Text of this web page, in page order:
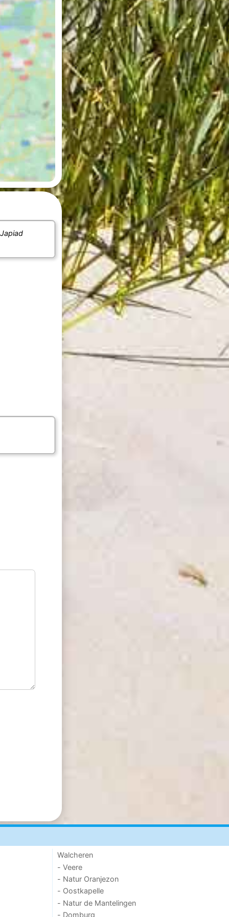
Walcheren
- Veere
- Natur Oranjezon
- Oostkapelle
- Natur de Mantelingen
- Domburg